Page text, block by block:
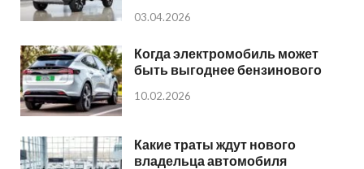
03.04.2026
Когда электромобиль может
быть выгоднее бензинового
10.02.2026
Какие траты ждут нового
владельца автомобиля